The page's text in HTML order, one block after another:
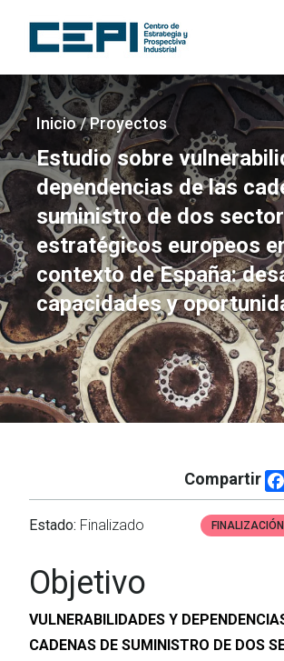
contenido
principal
Imagen
Sobrescribir
enlaces
de
ayuda
a
la
navegación
Inicio/Proyectos
Estudio sobre
dependencias de las
suministro de dos
estratégicos europeos
contexto de España:
capacidades y
Compartir
Estado: Finalizado
Objetivo
VULNERABILIDADES Y
CADENAS DE SUMINISTRO DE DOS